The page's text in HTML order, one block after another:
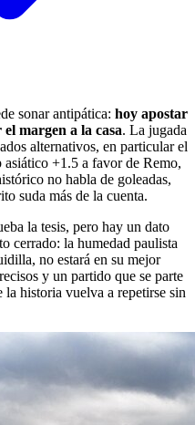
sonar antipática: hoy apostar
margen a la casa. La jugada
alternativos, en particular el
asiático +1.5 a favor de Remo,
no habla de goleadas,
suda más de la cuenta.
la tesis, pero hay un dato
cerrado: la humedad paulista
no estará en su mejor
y un partido que se parte
la historia vuelva a repetirse sin